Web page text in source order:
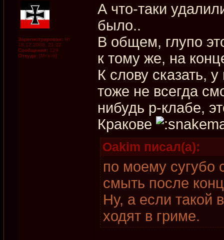
Зарегистрирован: Чт
18.12.2008, 21:22
Сообщения: 129
Откуда: [M<s>k]
А что-таки
было..
В общем, глупо
к тому же, на
К слову сказать,
тоже не всегда
нибудь р-клабе,
Кракове
Oakim писал(а):
по моему сугубо
смыть после
Ну, а если такой
ходят в гриме.